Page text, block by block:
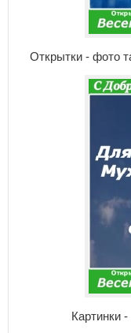
Открытки - фото
Картинки